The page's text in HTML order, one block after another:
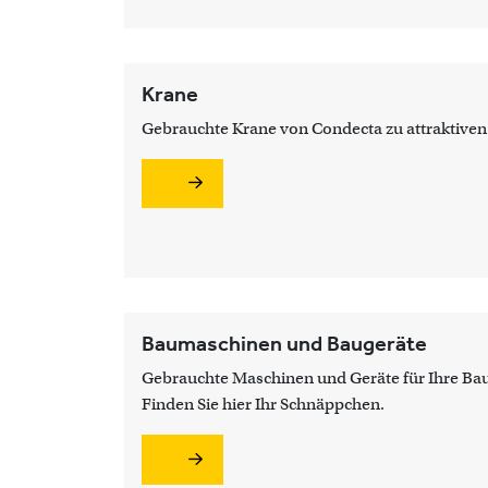
Krane
Gebrauchte Krane von Condecta zu
Baumaschinen und Baugeräte
Gebrauchte Maschinen und Geräte für Ihre
Finden Sie hier Ihr Schnäppchen.